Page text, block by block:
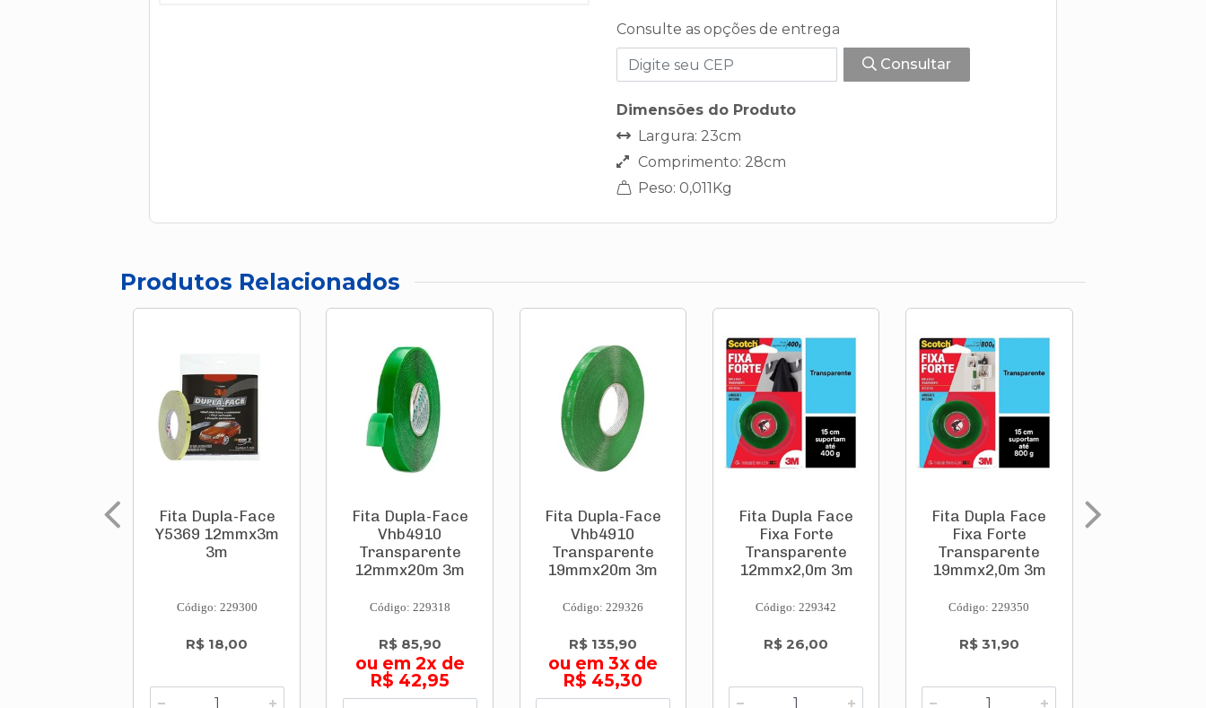
Consulte as opções de entrega
Consultar
Dimensões do Produto
Largura: 23cm
Comprimento: 28cm
Peso: 0,011Kg
Produtos Relacionados
Fita Dupla-Face
Y5369 12mmx3m
3m
Código: 229300
R$ 18,00
Fita Dupla-Face
Vhb4910
Transparente
12mmx20m 3m
Código: 229318
R$ 85,90
ou em 2x de
R$ 42,95
Fita Dupla-Face
Vhb4910
Transparente
19mmx20m 3m
Código: 229326
R$ 135,90
ou em 3x de
R$ 45,30
Fita Dupla Face
Fixa Forte
Transparente
12mmx2,0m 3m
Código: 229342
R$ 26,00
Fita Dupla Face
Fixa Forte
Transparente
19mmx2,0m 3m
Código: 229350
R$ 31,90